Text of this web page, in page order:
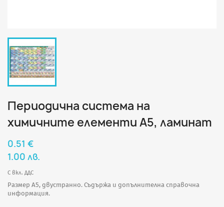
Периодична система на
химичните елементи А5, ламинат
0.51 €
1.00 лв.
С вкл. ДДС
Размер А5, двустраннo. Съдържа и допълнителна справочна
информация.